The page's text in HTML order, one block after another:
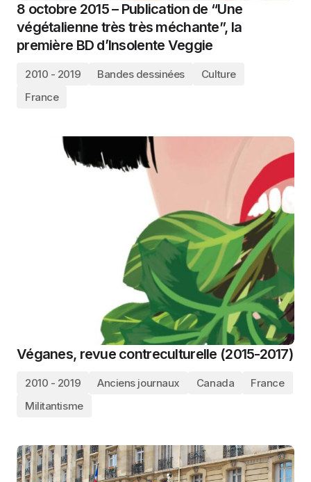
8 octobre 2015 – Publication de “Une
végétalienne très très méchante”, la
première BD d’Insolente Veggie
2010 - 2019 Bandes dessinées
Culture
France
Véganes, revue contreculturelle (2015-2017)
2010 - 2019 Anciens journaux Canada
France
Militantisme